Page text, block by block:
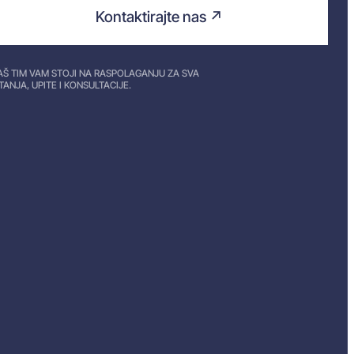
Kontaktirajte nas ↗
TIM VAM STOJI NA RASPOLAGANJU ZA SVA
UPITE I KONSULTACIJE.